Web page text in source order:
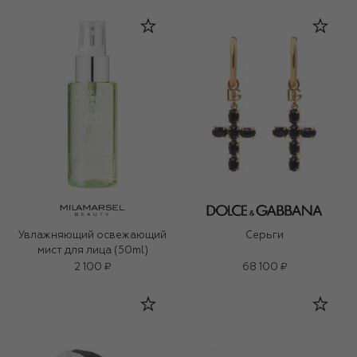
Увлажняющий освежающий
мист для лица (50ml)
2 100 ₽
Серьги
68 100 ₽